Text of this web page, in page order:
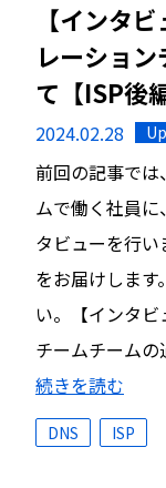
【インタ
レーショ
て【ISP後
2024.02.28
前回の記事では
ムで働く社員
タビューを行
をお届けしま
い。【インタ
チームチーム
続きを読む
DNS ISP